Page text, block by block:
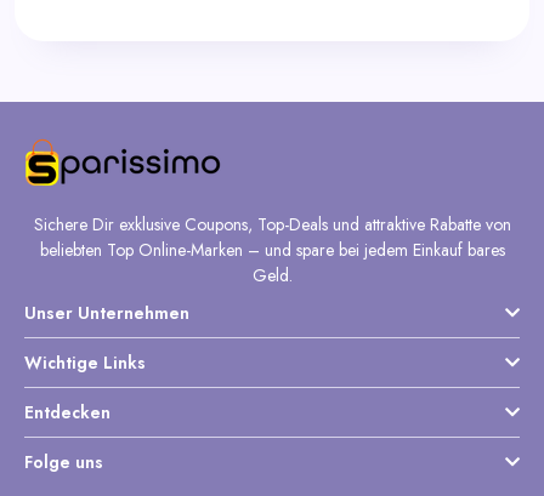
Sichere Dir exklusive Coupons, Top-Deals und attraktive Rabatte von
beliebten Top Online-Marken – und spare bei jedem Einkauf bares
Geld.
Unser Unternehmen
Wichtige Links
Entdecken
Folge uns